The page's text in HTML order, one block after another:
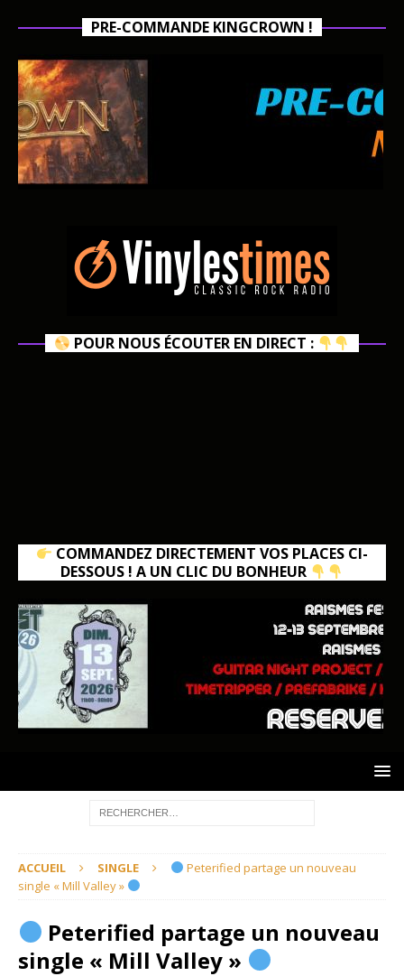
PRE-COMMANDE KINGCROWN !
POUR NOUS ÉCOUTER EN DIRECT :
COMMANDEZ DIRECTEMENT VOS PLACES CI-
DESSOUS ! A UN CLIC DU BONHEUR
ACCUEIL SINGLE
​ Peterified partage un nouveau
single « Mill Valley »
​ Peterified partage un nouveau
single « Mill Valley »